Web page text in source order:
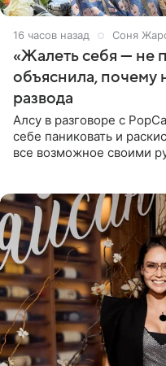
16 часов назад Соня
«Жалеть себя — не
объяснила, почему
развода
Алсу в разговоре с
себе паниковать и
все возможное своими